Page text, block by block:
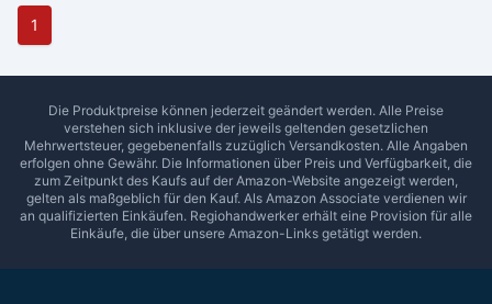
1
Die Produktpreise können jederzeit geändert werden. Alle Preise
verstehen sich inklusive der jeweils geltenden gesetzlichen
Mehrwertsteuer, gegebenenfalls zuzüglich Versandkosten. Alle Angaben
erfolgen ohne Gewähr. Die Informationen über Preis und Verfügbarkeit, die
zum Zeitpunkt des Kaufs auf der Amazon-Website angezeigt werden,
gelten als maßgeblich für den Kauf. Als Amazon Associate verdienen wir
an qualifizierten Einkäufen. Regiohandwerker erhält eine Provision für alle
Einkäufe, die über unsere Amazon-Links getätigt werden.